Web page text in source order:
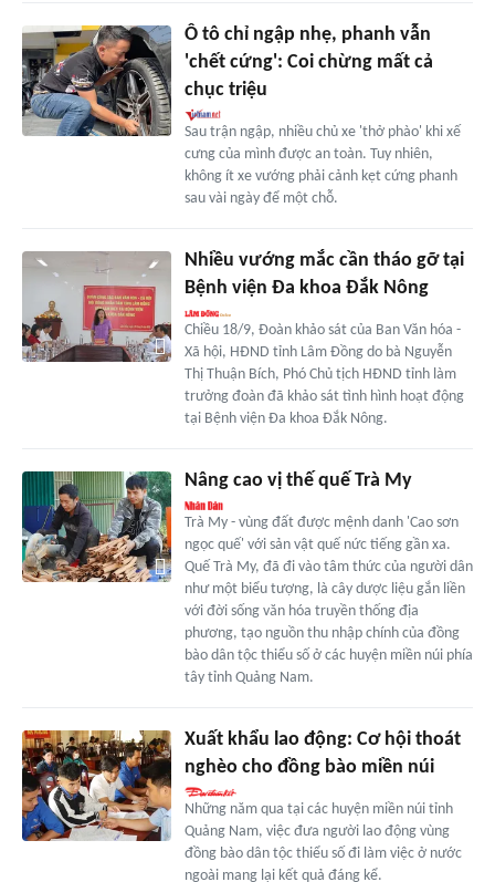
Ô tô chỉ ngập nhẹ, phanh vẫn
'chết cứng': Coi chừng mất cả
chục triệu
Sau trận ngập, nhiều chủ xe 'thở phào' khi xế
cưng của mình được an toàn. Tuy nhiên,
không ít xe vướng phải cảnh kẹt cứng phanh
sau vài ngày để một chỗ.
Nhiều vướng mắc cần tháo gỡ tại
Bệnh viện Đa khoa Đắk Nông
Chiều 18/9, Đoàn khảo sát của Ban Văn hóa -
Xã hội, HĐND tỉnh Lâm Đồng do bà Nguyễn
Thị Thuận Bích, Phó Chủ tịch HĐND tỉnh làm
trưởng đoàn đã khảo sát tình hình hoạt động
tại Bệnh viện Đa khoa Đắk Nông.
Nâng cao vị thế quế Trà My
Trà My - vùng đất được mệnh danh 'Cao sơn
ngọc quế' với sản vật quế nức tiếng gần xa.
Quế Trà My, đã đi vào tâm thức của người dân
như một biểu tượng, là cây dược liệu gắn liền
với đời sống văn hóa truyền thống địa
phương, tạo nguồn thu nhập chính của đồng
bào dân tộc thiểu số ở các huyện miền núi phía
tây tỉnh Quảng Nam.
Xuất khẩu lao động: Cơ hội thoát
nghèo cho đồng bào miền núi
Những năm qua tại các huyện miền núi tỉnh
Quảng Nam, việc đưa người lao động vùng
đồng bào dân tộc thiểu số đi làm việc ở nước
ngoài mang lại kết quả đáng kể.